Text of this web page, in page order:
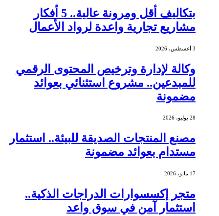
بتكاليف أقل ومرونة عالية.. 5 أفكار
مشاريع تجارية واعدة لرواد الأعمال
3 أغسطس، 2026
وكالة لإدارة وترخيص المحتوى الرقمي
للمبدعين.. مشروع استثنائي بعوائد
مضمونة
28 يوليو، 2026
مصنع المنتجات الصديقة للبيئة.. استثمار
مستدام بعوائد مضمونة
17 مايو، 2026
متجر إكسسوارات الدراجات الذكية..
استثمار آمن في سوق واعد